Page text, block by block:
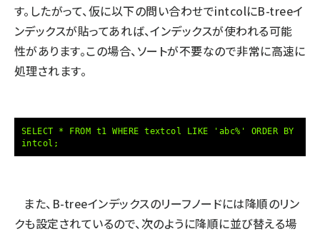
す。したがって、仮に以下の問い合わせでintcolにB-treeイ
ンデックスが貼ってあれば、インデックスが使われる可能
性があります。この場合、ソートが不要なので非常に高速に
処理されます。
SELECT * FROM t1 WHERE textcol LIKE 'abc%' ORDER BY
intcol;
また、B-treeインデックスのリーフノードには降順のリン
クも設定されているので、次のように降順に並び替える場